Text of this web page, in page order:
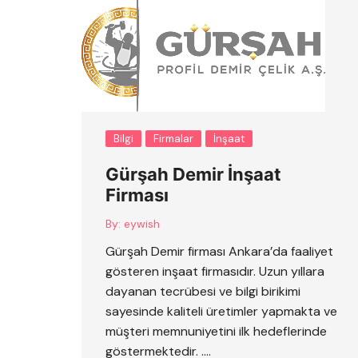
Bilgi Firmalar İnşaat
Gürşah Demir İnşaat
Firması
By: eywish
Gürşah Demir firması Ankara’da faaliyet
gösteren inşaat firmasıdır. Uzun yıllara
dayanan tecrübesi ve bilgi birikimi
sayesinde kaliteli üretimler yapmakta ve
müşteri memnuniyetini ilk hedeflerinde
göstermektedir. ….